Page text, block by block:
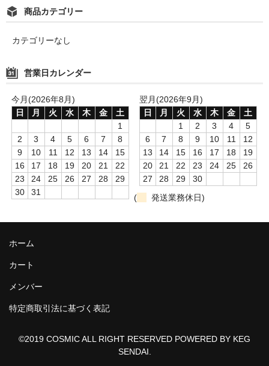
商品カテゴリー
カテゴリーなし
営業日カレンダー
今月(2026年8月)
日
月 火 水 木 金
土
1
2
3 4 5 6 7
8
9
10 11 12 13 14
15
16
17 18 19 20 21
22
23
24 25 26 27 28
29
30
31
翌月(2026年9月)
日
月 火 水 木 金
土
1
2 3 4
5
6
7 8 9 10 11
12
13
14 15 16 17 18
19
20
21 22 23 24 25
26
27
28 29
30
(
発送業務休日)
ホーム
カート
メンバー
特定商取引法に基づく表記
©2019 COSMIC ALL RIGHT RESERVED POWERED BY KEG
SENDAI.